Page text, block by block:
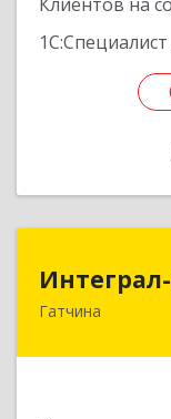
1С:Специалист
Гатчина188300,